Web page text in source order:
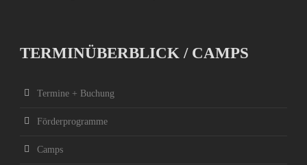
TERMINÜBERBLICK / CAMPS
Termine + Buchung
Förderprogramme
Camps